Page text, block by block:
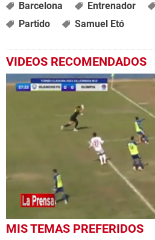
Barcelona Entrenador
Partido
Samuel Etó
VIDEOS RECOMENDADOS
0
seconds
MIS TEMAS PREFERIDOS